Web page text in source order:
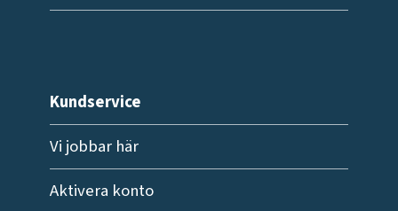
Kundservice
Vi jobbar här
Aktivera konto